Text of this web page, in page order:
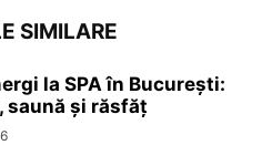
SIMILARE
la SPA în București:
saună și răsfăț